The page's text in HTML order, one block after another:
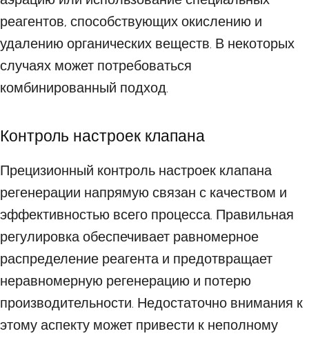
реагентов, способствующих окислению и
удалению органических веществ. В некоторых
случаях может потребоваться
комбинированный подход.
Контроль настроек клапана
Прецизионный контроль настроек клапана
регенерации напрямую связан с качеством и
эффективностью всего процесса. Правильная
регулировка обеспечивает равномерное
распределение реагента и предотвращает
неравномерную регенерацию и потерю
производительности. Недостаточно внимания к
этому аспекту может привести к неполному